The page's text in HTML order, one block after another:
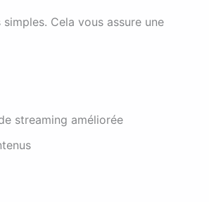
Cela vous assure une
streaming améliorée